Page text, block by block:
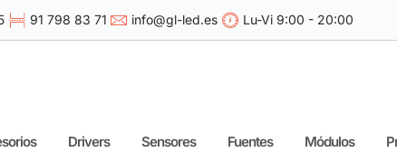
91 798 83 71 info@gl-led.es Lu-Vi 9:00 - 20:00
Drivers Sensores Fuentes Módulos